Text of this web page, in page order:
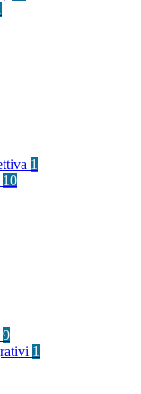
1
10
9
1